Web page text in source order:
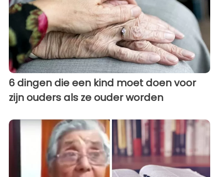
6 dingen die een kind moet doen voor
zijn ouders als ze ouder worden